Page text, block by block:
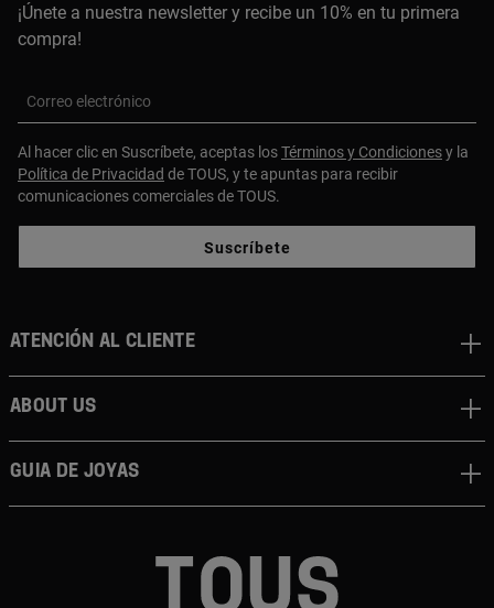
¡Únete a nuestra newsletter y recibe un 10% en tu primera
compra!
Correo electrónico
Al hacer clic en Suscríbete, aceptas losTérminos y Condicionesy la
Política de Privacidad de TOUS, y te apuntas para recibir
comunicaciones comerciales de TOUS.
Suscríbete
Atención al cliente
About us
Guia de joyas